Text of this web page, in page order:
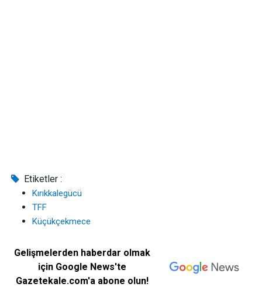
Etiketler :
Kırıkkalegücü
TFF
Küçükçekmece
Gelişmelerden haberdar olmak
için Google News'te
Gazetekale.com'a abone olun!